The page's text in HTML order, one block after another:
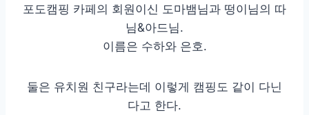
포도캠핑 카페의 회원이신 도마뱀님과 떵이님의 따
님&아드님.
이름은 수하와 은호.
둘은 유치원 친구라는데 이렇게 캠핑도 같이 다닌
다고 한다.